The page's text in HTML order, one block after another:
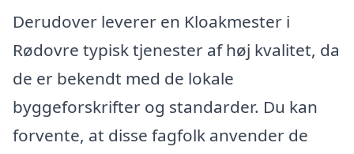
Derudover leverer en Kloakmester i
Rødovre typisk tjenester af høj kvalitet, da
de er bekendt med de lokale
byggeforskrifter og standarder. Du kan
forvente, at disse fagfolk anvender de